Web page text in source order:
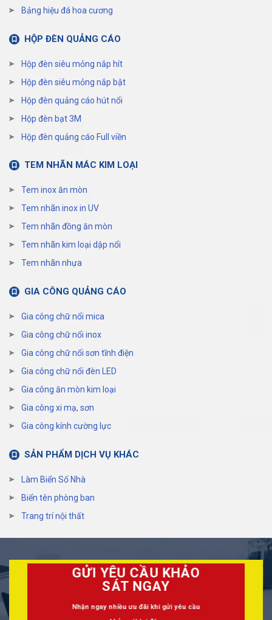
Bảng hiệu đá hoa cương
HỘP ĐÈN QUẢNG CÁO
Hộp đèn siêu mỏng nắp hít
Hộp đèn siêu mỏng nắp bật
Hộp đèn quảng cáo hút nổi
Hộp đèn bạt 3M
Hộp đèn quảng cáo Full viền
TEM NHÃN MÁC KIM LOẠI
Tem inox ăn mòn
Tem nhãn inox in UV
Tem nhãn đồng ăn mòn
Tem nhãn kim loại dập nổi
Tem nhãn nhựa
GIA CÔNG QUẢNG CÁO
Gia công chữ nổi mica
Gia công chữ nổi inox
Gia công chữ nổi sơn tĩnh điện
Gia công chữ nổi đèn LED
Gia công ăn mòn kim loại
Gia công xi mạ, sơn
Gia công kính cường lực
SẢN PHẨM DỊCH VỤ KHÁC
Làm Biển Số Nhà
Biển tên phòng ban
Trang trí nội thất
GỬI YÊU CẦU KHẢO
SÁT NGAY
Nhận ngay nhiều ưu đãi khi gửi yêu cầu